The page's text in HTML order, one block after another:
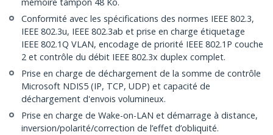
Conformité avec les spécifications des normes IEEE 802.3,
IEEE 802.3u, IEEE 802.3ab et prise en charge étiquetage
IEEE 802.1Q VLAN, encodage de priorité IEEE 802.1P couche
2 et contrôle du débit IEEE 802.3x duplex complet.
Prise en charge de déchargement de la somme de contrôle
Microsoft NDIS5 (IP, TCP, UDP) et capacité de
déchargement d'envois volumineux.
Prise en charge de Wake-on-LAN et démarrage à distance,
inversion/polarité/correction de l’effet d’obliquité.